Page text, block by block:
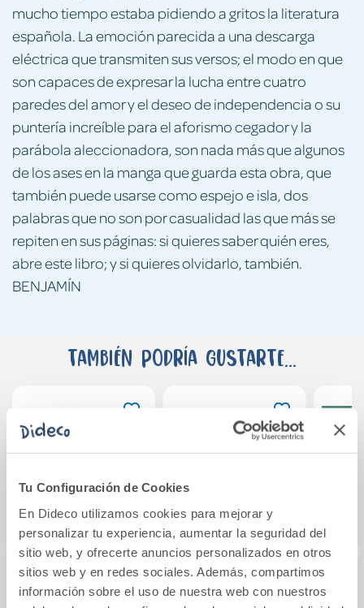
Tu Configuración de Cookies
En Dideco utilizamos cookies para mejorar y
personalizar tu experiencia, aumentar la seguridad del
sitio web, y ofrecerte anuncios personalizados en otros
sitios web y en redes sociales. Además, compartimos
información sobre el uso de nuestra web con nuestros
mucho tiempo estaba pidiendo a gritos la literatura
española. La emoción parecida a una descarga
eléctrica que transmiten sus versos; el modo en que
son capaces de expresar la lucha entre cuatro
paredes del amor y el deseo de independencia o su
puntería increíble para el aforismo cegador y la
parábola aleccionadora, son nada más que algunos
de los ases en la manga que guarda esta obra, que
también puede usarse como espejo e isla, dos
palabras que no son por casualidad las que más se
repiten en sus páginas: si quieres saber quién eres,
abre este libro; y si quieres olvidarlo, también.
BENJAMÍN
También podría gustarte...
Vamos al baño
Método de lectura